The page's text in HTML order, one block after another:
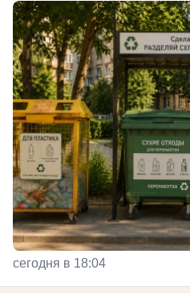
сегодня в 18:04